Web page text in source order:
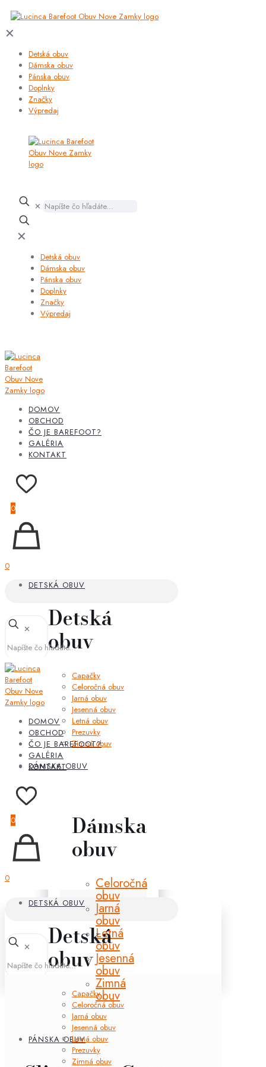
✕
Detská obuv
Dámska obuv
Pánska obuv
Doplnky
Značky
Výpredaj
✕
✕
Detská obuv
Dámska obuv
Pánska obuv
Doplnky
Značky
Výpredaj
DOMOV
OBCHOD
ČO JE BAREFOOT?
GALÉRIA
KONTAKT
0
0
DETSKÁ OBUV
Detská
obuv
Capačky
Celoročná obuv
Jarná obuv
Jesenná obuv
Letná obuv
Prezuvky
Zimná obuv
DÁMSKA OBUV
Dámska
obuv
Celoročná
obuv
Jarná
obuv
Letná
obuv
Jesenná
obuv
Zimná
obuv
PÁNSKA OBUV
✕
DOMOV
OBCHOD
ČO JE BAREFOOT?
GALÉRIA
KONTAKT
0
0
DETSKÁ OBUV
Detská
obuv
Capačky
Celoročná obuv
Jarná obuv
Jesenná obuv
Letná obuv
Prezuvky
Zimná obuv
✕